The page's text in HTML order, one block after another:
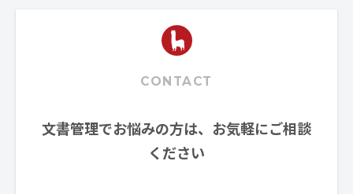
CONTACT
文書管理でお悩みの方は、お気軽にご相談
ください